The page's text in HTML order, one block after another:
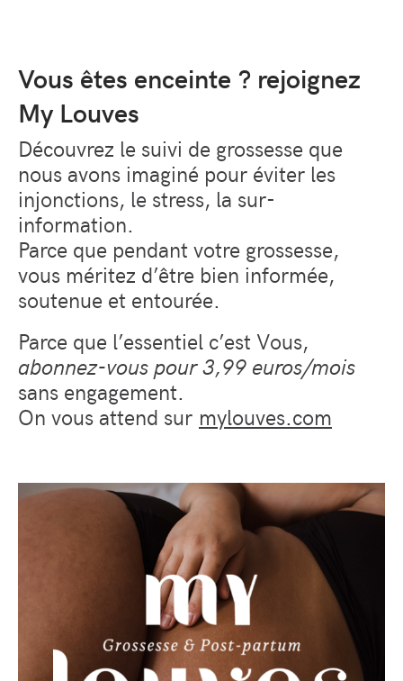
Vous êtes enceinte ? rejoignez
My Louves
Découvrez le suivi de grossesse que
nous avons imaginé pour éviter les
injonctions, le stress, la sur-
information.
Parce que pendant votre grossesse,
vous méritez d’être bien informée,
soutenue et entourée.
Parce que l’essentiel c’est Vous,
abonnez-vous pour 3,99 euros/mois
sans engagement.
On vous attend sur mylouves.com